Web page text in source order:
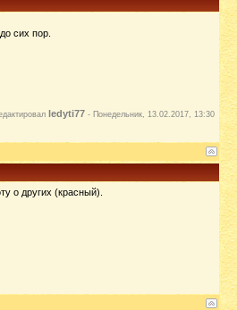
сих пор.
ledyti77- Понедельник, 13.02.2017, 13:30
о других (красный).